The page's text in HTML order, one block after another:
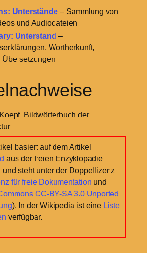
Unterstände– Sammlung von
und Audiodateien
Unterstand –
Wortherkunft,
Übersetzungen
Bildwörterbuch der
basiert auf dem Artikel
aus der freien Enzyklopädie
und steht unter der Doppellizenz
für freie Dokumentation und
CC-BY-SA 3.0 Unported
). In der Wikipedia ist eine Liste
verfügbar.